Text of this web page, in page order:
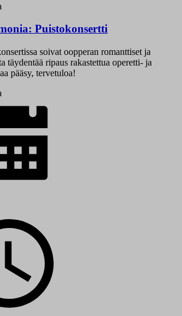
Puistokonsertti
soivat oopperan romanttiset ja
täydentää ripaus rakastettua operetti- ja
pääsy, tervetuloa!